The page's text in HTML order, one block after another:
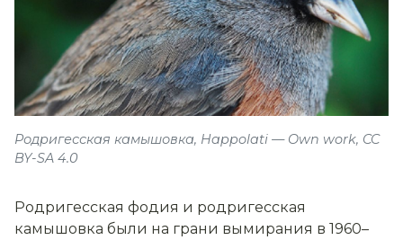
Родригесская камышовка, Happolati — Own work, CC
BY-SA 4.0
Родригесская фодия и родригесская
камышовка были на грани вымирания в 1960–